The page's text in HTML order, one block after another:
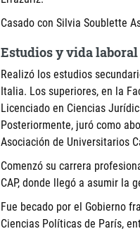
Casado con Silvia Soublette
Estudios y vida laboral
Realizó los estudios
Italia. Los superiores, en la
Licenciado en Ciencias
Posteriormente, juró como
Asociación de Universitarios
Comenzó su carrera
CAP, donde llegó a asumir la
Fue becado por el Gobierno
Ciencias Políticas de París,